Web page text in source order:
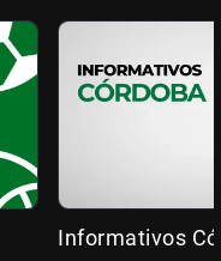
Informativos